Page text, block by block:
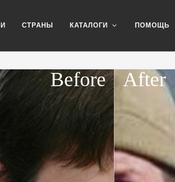
СТРАНЫ КАТАЛОГИ ПОМОЩЬ
After
Before